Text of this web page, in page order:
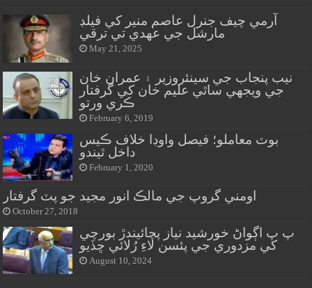
آرمي چيف جنرل عاصم منير کي فيلڊ
مارشل جي عهدي تي ترقي
May 21, 2025
نيب پنجاب جي سينئروزير ۽ عمران خان
جي ويجهي ساٿي عليم خان کي گرفتار
ڪري ورتو
February 6, 2019
بوٽ معاملو؛ فيصل واوڊا خلاف ڪيس
داخل ٿيندو
February 1, 2020
اومني گروپ جي مالڪ انور مجيد جو پٽ گرفتار
October 27, 2018
پ پ اڳواڻ خورشيد نياز پچائيندڙ بورچي
کي مزدوري جي پئسن لاءِ رُلائي ڇڏيو
August 10, 2024